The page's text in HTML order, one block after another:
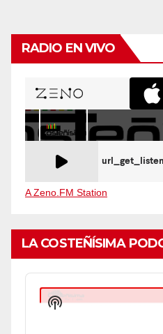
RADIO EN VIVO
A Zeno.FM Station
LA COSTEÑÍSIMA
Audio
Player
Show